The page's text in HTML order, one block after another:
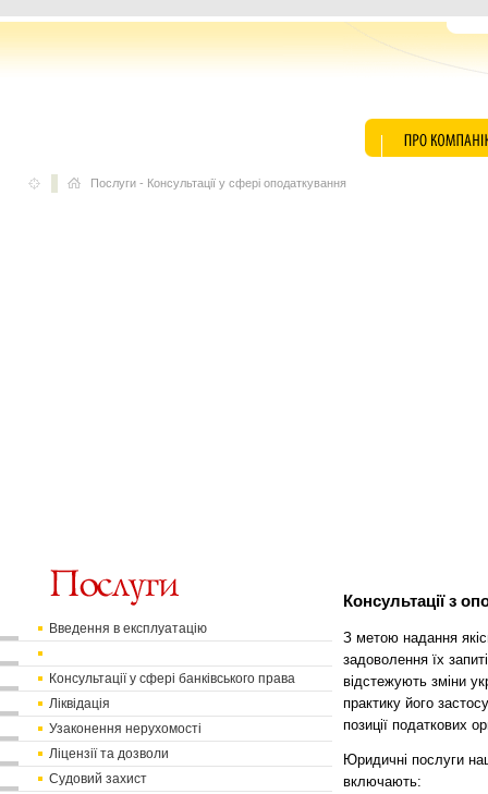
Послуги - Консультації у сфері оподаткування
Введення в експлуатацію
Консультації у сфері банківського права
Ліквідація
Узаконення нерухомості
Ліцензії та дозволи
Судовий захист
Консультації з
З метою надання
задоволення їх
відстежують зміни
практику його
позиції податкових
Юридичні послуги
включають: